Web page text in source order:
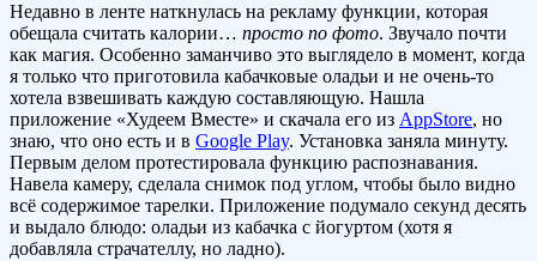
Недавно в ленте наткнулась на рекламу функции, которая
обещала считать калории… просто по фото. Звучало почти
как магия. Особенно заманчиво это выглядело в момент, когда
я только что приготовила кабачковые оладьи и не очень-то
хотела взвешивать каждую составляющую. Нашла
приложение «Худеем Вместе» и скачала его из AppStore, но
знаю, что оно есть и в Google Play. Установка заняла минуту.
Первым делом протестировала функцию распознавания.
Навела камеру, сделала снимок под углом, чтобы было видно
всё содержимое тарелки. Приложение подумало секунд десять
и выдало блюдо: оладьи из кабачка с йогуртом (хотя я
добавляла страчателлу, но ладно).